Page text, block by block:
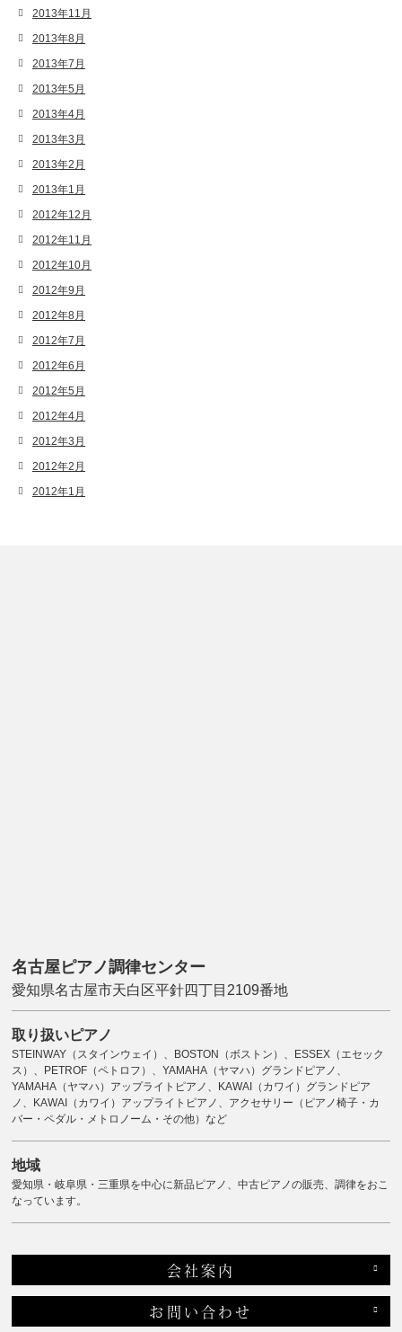
2013年11月
2013年8月
2013年7月
2013年5月
2013年4月
2013年3月
2013年2月
2013年1月
2012年12月
2012年11月
2012年10月
2012年9月
2012年8月
2012年7月
2012年6月
2012年5月
2012年4月
2012年3月
2012年2月
2012年1月
名古屋ピアノ調律センター
愛知県名古屋市天白区平針四丁目2109番地
取り扱いピアノ
STEINWAY（スタインウェイ）、BOSTON（ボストン）、ESSEX（エセック
ス）、PETROF（ペトロフ）、YAMAHA（ヤマハ）グランドピアノ、
YAMAHA（ヤマハ）アップライトピアノ、KAWAI（カワイ）グランドピア
ノ、KAWAI（カワイ）アップライトピアノ、アクセサリー（ピアノ椅子・カ
バー・ペダル・メトロノーム・その他）など
地域
愛知県・岐阜県・三重県を中心に新品ピアノ、中古ピアノの販売、調律をおこ
なっています。
会社案内
お問い合わせ